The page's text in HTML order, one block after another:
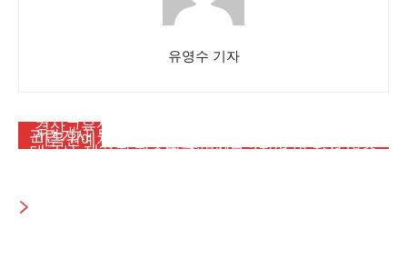
유영수 기자
관련기사
경산교육삼락회, 간송미술관서 ‘추사의 그림 수업’
특별전 관람
마음원예치유연구소 김연화 대표, 대한치유산업학
대구시, 제71회 현충일 추념식… 2천여 명 참석 엄숙